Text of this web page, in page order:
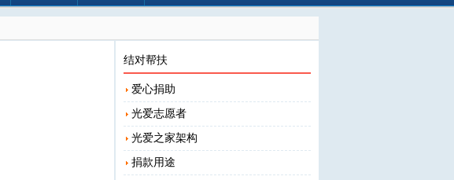
结对帮扶
爱心捐助
光爱志愿者
光爱之家架构
捐款用途